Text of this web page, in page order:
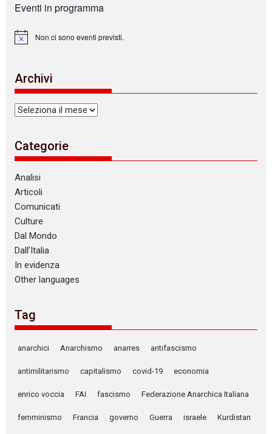
Eventi in programma
N
c
e
Non ci sono eventi previsti.
Archivi
Archivi
Categorie
Analisi
Articoli
Comunicati
Culture
Dal Mondo
Dall’Italia
In evidenza
Other languages
Tag
anarchici Anarchismo anarres antifascismo
antimilitarismo capitalismo covid-19 economia
enrico voccia FAI fascismo Federazione Anarchica Italiana
femminismo Francia governo Guerra israele Kurdistan